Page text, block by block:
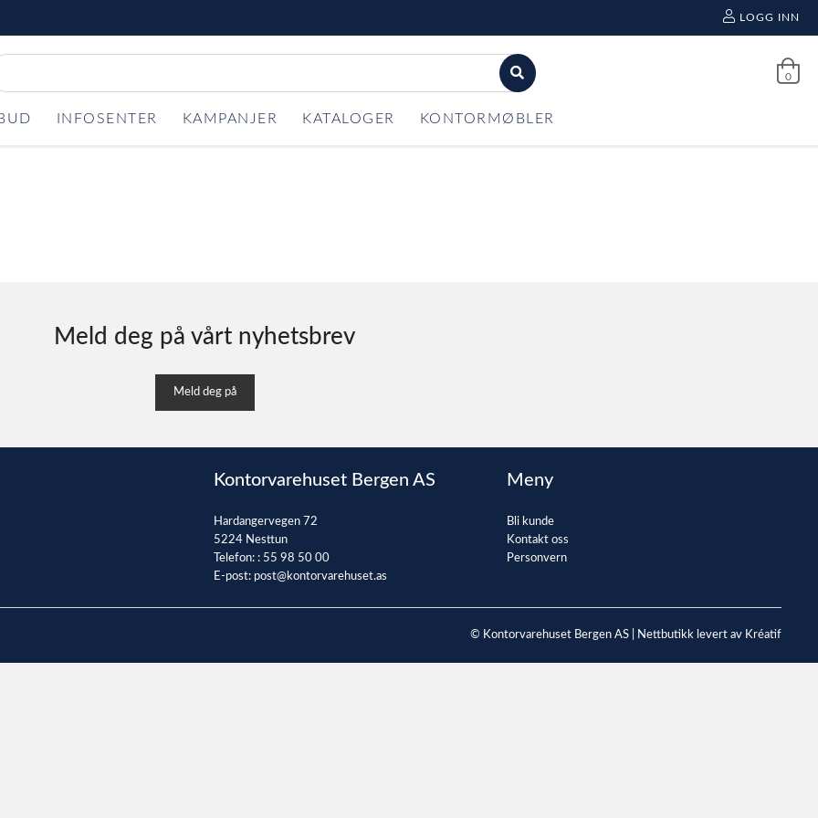
LOGG INN
0
INFOSENTER KAMPANJER KATALOGER KONTORMØBLER
Meld deg på vårt nyhetsbrev
Meld deg på
Kontorvarehuset Bergen AS
Hardangervegen 72
5224 Nesttun
Telefon: : 55 98 50 00
E-post: post@kontorvarehuset.as
Meny
Bli kunde
Kontakt oss
Personvern
© Kontorvarehuset Bergen AS | Nettbutikk levert av Kréatif